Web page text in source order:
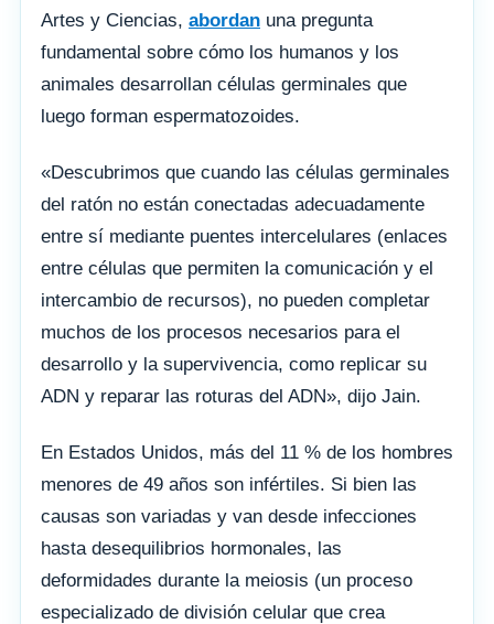
Artes y Ciencias, abordan una pregunta
fundamental sobre cómo los humanos y los
animales desarrollan células germinales que
luego forman espermatozoides.
«Descubrimos que cuando las células germinales
del ratón no están conectadas adecuadamente
entre sí mediante puentes intercelulares (enlaces
entre células que permiten la comunicación y el
intercambio de recursos), no pueden completar
muchos de los procesos necesarios para el
desarrollo y la supervivencia, como replicar su
ADN y reparar las roturas del ADN», dijo Jain.
En Estados Unidos, más del 11 % de los hombres
menores de 49 años son infértiles. Si bien las
causas son variadas y van desde infecciones
hasta desequilibrios hormonales, las
deformidades durante la meiosis (un proceso
especializado de división celular que crea